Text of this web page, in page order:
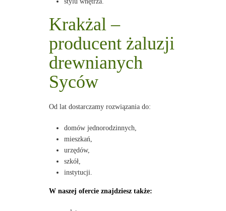
Krakżal –
producent żaluzji
drewnianych
Syców
Od lat dostarczamy rozwiązania do:
domów jednorodzinnych,
mieszkań,
urzędów,
szkół,
instytucji.
W naszej ofercie znajdziesz także: